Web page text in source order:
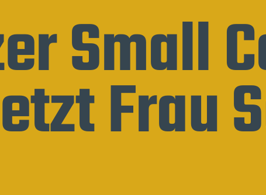
Small
Frau